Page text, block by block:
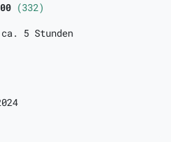
(332)
5 Stunden